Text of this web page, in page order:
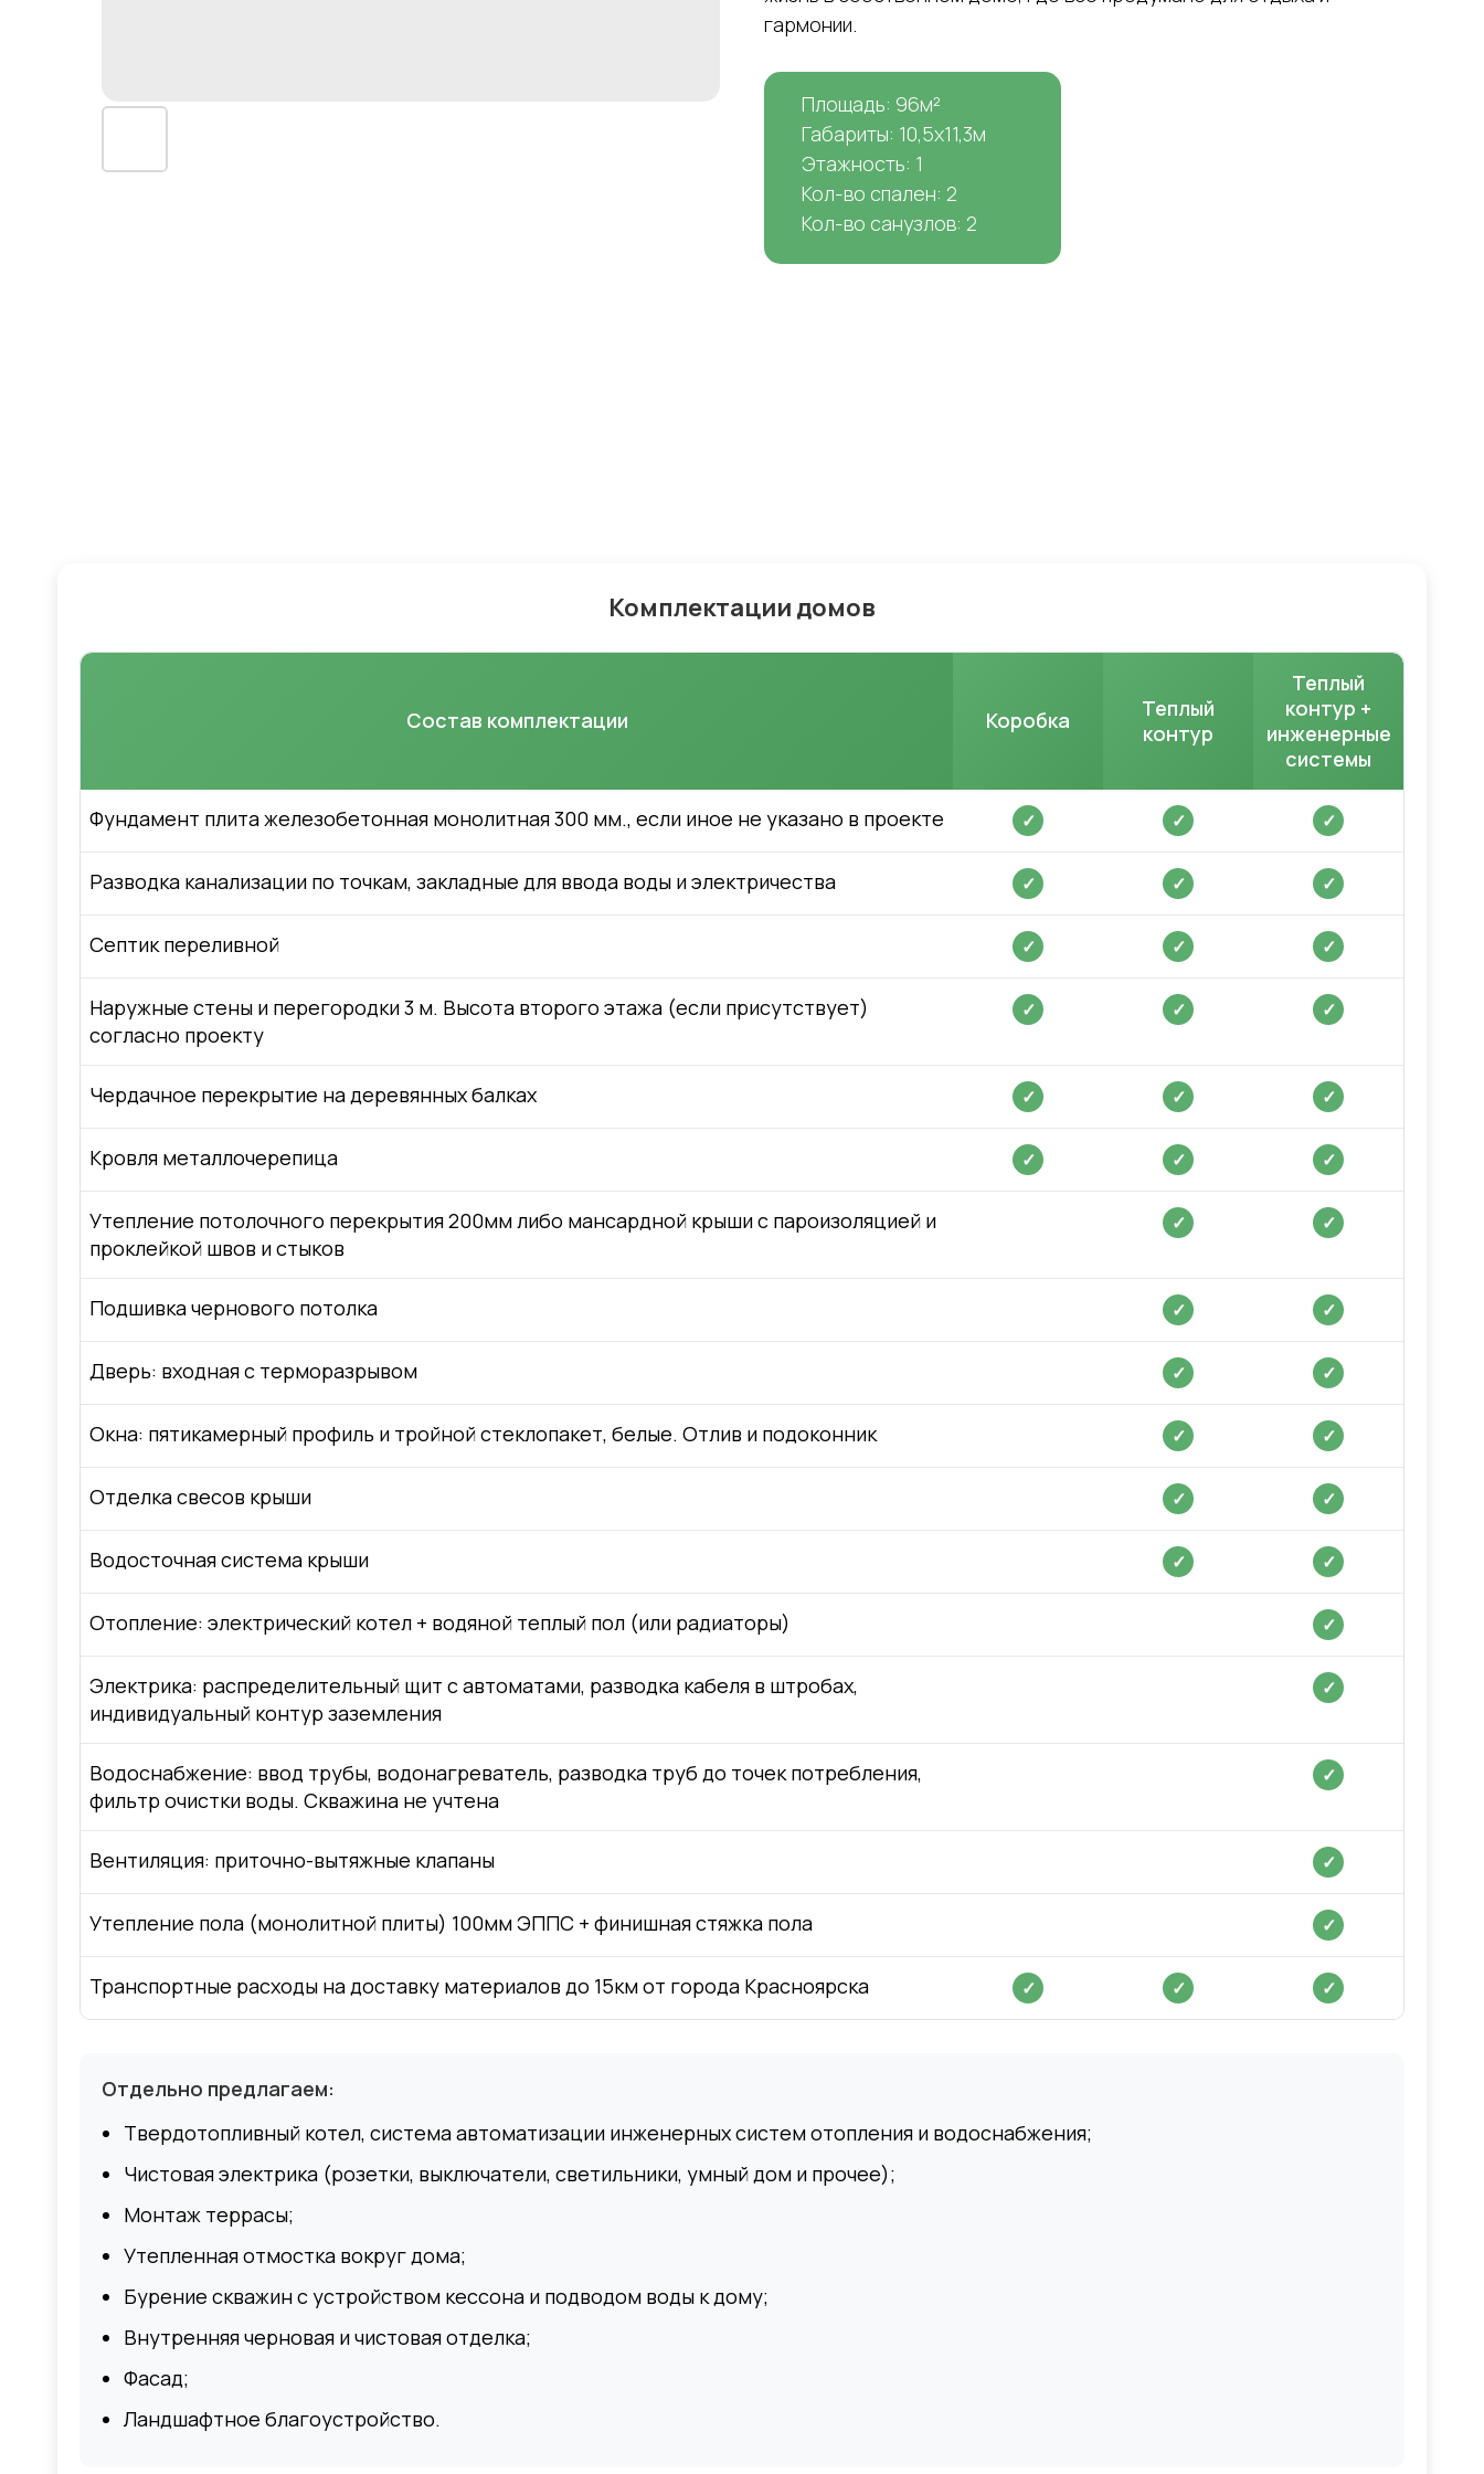
гармонии.
Площадь: 96м²
Габариты: 10,5х11,3м
Этажность: 1
Кол-во спален: 2
Кол-во санузлов: 2
Комплектации домов
Состав комплектации Коробка
Теплый
контур
Теплый
контур +
инженерные
системы
Фундамент плита железобетонная монолитная 300 мм., если иное не указано в проекте ✓ ✓ ✓
Разводка канализации по точкам, закладные для ввода воды и электричества ✓ ✓ ✓
Септик переливной ✓ ✓ ✓
Наружные стены и перегородки 3 м. Высота второго этажа (если присутствует)
согласно проекту
✓ ✓ ✓
Чердачное перекрытие на деревянных балках ✓ ✓ ✓
Кровля металлочерепица ✓ ✓ ✓
Утепление потолочного перекрытия 200мм либо мансардной крыши с пароизоляцией и
проклейкой швов и стыков
✓ ✓
Подшивка чернового потолка ✓ ✓
Дверь: входная с терморазрывом ✓ ✓
Окна: пятикамерный профиль и тройной стеклопакет, белые. Отлив и подоконник ✓ ✓
Отделка свесов крыши ✓ ✓
Водосточная система крыши ✓ ✓
Отопление: электрический котел + водяной теплый пол (или радиаторы) ✓
Электрика: распределительный щит с автоматами, разводка кабеля в штробах,
индивидуальный контур заземления
✓
Водоснабжение: ввод трубы, водонагреватель, разводка труб до точек потребления,
фильтр очистки воды. Скважина не учтена
✓
Вентиляция: приточно-вытяжные клапаны ✓
Утепление пола (монолитной плиты) 100мм ЭППС + финишная стяжка пола ✓
Транспортные расходы на доставку материалов до 15км от города Красноярска ✓ ✓ ✓
Отдельно предлагаем:
Твердотопливный котел, система автоматизации инженерных систем отопления и водоснабжения;
Чистовая электрика (розетки, выключатели, светильники, умный дом и прочее);
Монтаж террасы;
Утепленная отмостка вокруг дома;
Бурение скважин с устройством кессона и подводом воды к дому;
Внутренняя черновая и чистовая отделка;
Фасад;
Ландшафтное благоустройство.